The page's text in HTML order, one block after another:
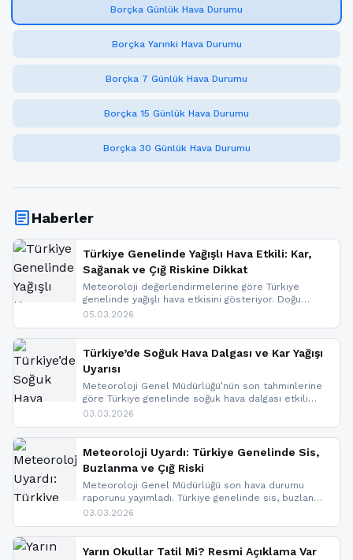
Borçka Günlük Hava Durumu
Borçka Yarınki Hava Durumu
Borçka 7 Günlük Hava Durumu
Borçka 15 Günlük Hava Durumu
Borçka 30 Günlük Hava Durumu
articleHaberler
Türkiye Genelinde Yağışlı Hava Etkili: Kar,
Sağanak ve Çığ Riskine Dikkat
Meteoroloji değerlendirmelerine göre Türkiye
genelinde yağışlı hava etkisini gösteriyor. Doğu
bölgelerinde kar yağışı beklenirken Marmara ve
ise çığ tehlikesi bulunuyor. İç kesimlerde sis ve pus
nedeniyle görüş mesafesinde azalma
yaşanabileceği belirtiliyor.
05.03.2026
Türkiye’de Soğuk Hava Dalgası ve Kar Yağışı
Uyarısı
Meteoroloji Genel Müdürlüğü’nün son tahminlerine
göre Türkiye genelinde soğuk hava dalgası etkili
oluyor. Birçok il için kar yağışı ve buzlanma uyarısı
03.03.2026
Meteoroloji Uyardı: Türkiye Genelinde Sis,
Buzlanma ve Çığ Riski
Meteoroloji Genel Müdürlüğü son hava durumu
raporunu yayımladı. Türkiye genelinde sis, buzlanma
ve don beklenirken Doğu Anadolu ve Doğu
yapıldı. İşte son dakika meteoroloji gelişmeleri.
03.03.2026
Yarın Okullar Tatil Mi? Resmi Açıklama Var